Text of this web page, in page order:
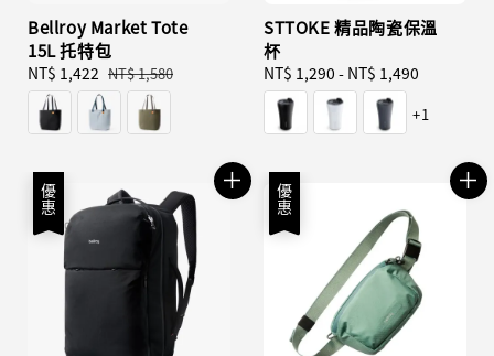
Bellroy Market Tote
15L 托特包
Sale
price
NT$ 1,422 Regular
price
NT$ 1,580
STTOKE 精品陶瓷保溫
杯
Regular
price
NT$ 1,290 - NT$ 1,490
+1
優惠 優惠